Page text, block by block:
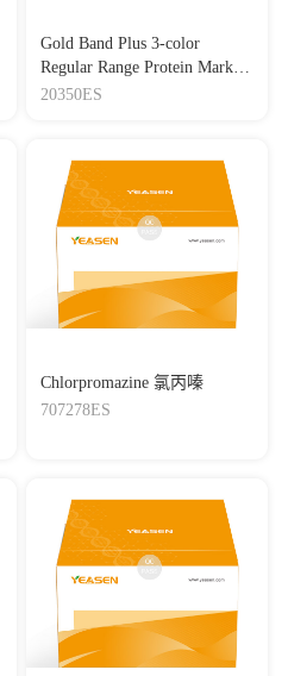
Gold Band Plus 3-color
Regular Range Protein Marker
(8-180 kDa) 三色预染蛋白质
20350ES
Chlorpromazine 氯丙嗪
707278ES